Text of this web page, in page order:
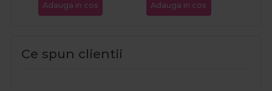
Adauga in cos Adauga in cos
Ce spun clientii